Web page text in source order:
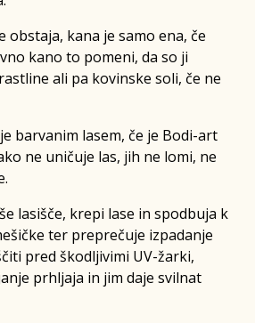
obstaja, kana je samo ena, če
kano to pomeni, da so ji
ali pa kovinske soli, če ne
barvanim lasem, če je Bodi-art
ne uničuje las, jih ne lomi, ne
lasišče, krepi lase in spodbuja k
ter preprečuje izpadanje
pred škodljivimi UV-žarki,
prhljaja in jim daje svilnat